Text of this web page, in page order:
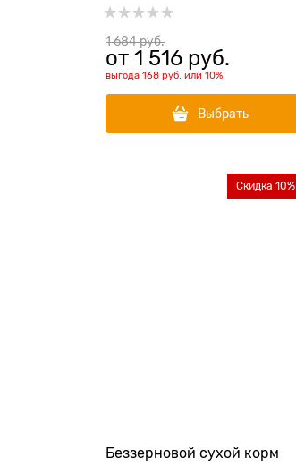
(Puppy/Junior Ocean Fish
Medium)
1 684 руб.
от 1 516 руб.
выгода 168 руб. или 10%
Выбрать
Беззерновой сухой корм
Скидка 10%